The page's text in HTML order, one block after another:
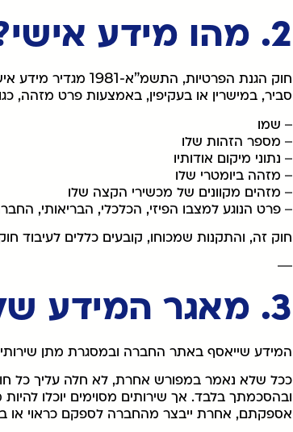
2. מהו מידע אישי?
חוק הגנת הפרטיות,
סביר, במישרין או בעקיפין, באמצעות פרט מזהה,
– שמו
– מספר הזהות שלו
– נתוני מיקום אודותיו
– מזהה ביומטרי שלו
– מזהים מקוונים של מכשירי הקצה שלו
– פרט הנוגע למצבו הפיזי, הכלכלי, הבריאותי,
חוק זה, והתקנות שמכוחו, קובעים כללים לעיבוד
—
3. מאגר המידע של החברה
המידע שייאסף באתר החברה ובמסגרת מתן
ככל שלא נאמר במפורש אחרת, לא חלה עליך כל
ובהסכמתך בלבד. אך שירותים מסוימים יוכלו
אספקתם, אחרת ייבצר מהחברה לספקם כראוי או